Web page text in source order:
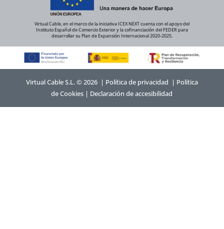
Virtual Cable, en el marco de la iniciativa ICEX NEXT cuenta con el apoyo del
Instituto Español de Comercio Exterior y la cofinanciación del FEDER para
desarrollar su Plan de Expansión Internacional 2020-2025.
Virtual Cable S.L. © 2026 | Política de privacidad | Política
de Cookies | Declaración de accesibilidad